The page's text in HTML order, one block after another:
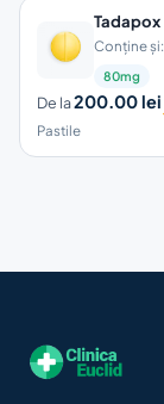
Tadapox
Conține
80mg
De la200.00 lei
Pastile